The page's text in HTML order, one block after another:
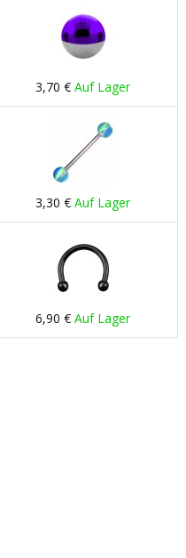
3,70 € Auf Lager
3,30 € Auf Lager
6,90 € Auf Lager